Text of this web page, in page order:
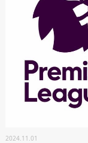
2024.11.01